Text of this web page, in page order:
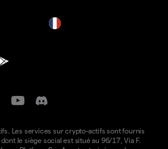
Les services sur crypto-actifs sont fournis
le siège social est situé au 96/17, Via F.